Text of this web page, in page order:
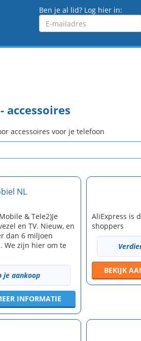
Ben je al lid? Log hier in:
Emailadres
accessoires
accessoires voor je telefoon
NL
& Tele2)Je
en TV. Nieuw, en
dan 6 miljoen
We zijn hier om te
je aankoop
INFORMATIE
AliExpress is
shoppers
BEKIJK